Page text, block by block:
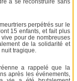
perpétrés sur le
15 enfants, et fait plus
pour de nombreuses
de la solidarité et
tragique.
a rappelé que la
après les événements,